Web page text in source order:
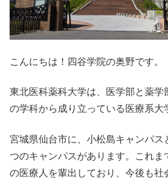
こんにちは！四谷学院の奥野です。
東北医科薬科大学は、医学部と薬学
の学科から成り立っている医療系大
宮城県仙台市に、小松島キャンパス
つのキャンパスがあります。これま
の医療人を輩出しており、今後も社